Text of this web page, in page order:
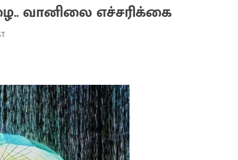
வானிலை எச்சரிக்கை